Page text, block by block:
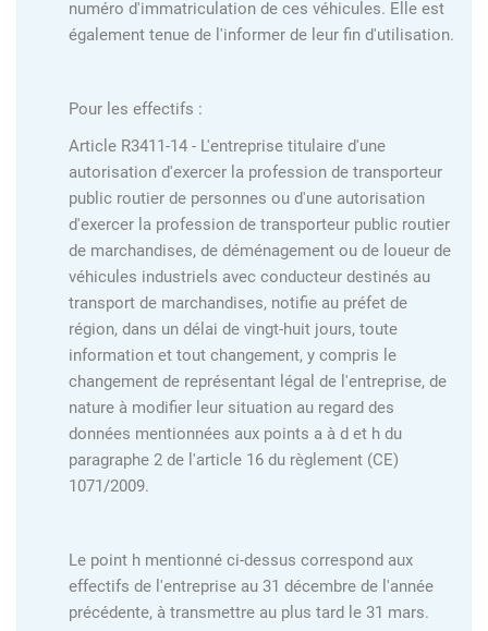
numéro d'immatriculation de ces véhicules. Elle est
également tenue de l'informer de leur fin d'utilisation.
Pour les effectifs :
Article R3411-14 - L'entreprise titulaire d'une
autorisation d'exercer la profession de transporteur
public routier de personnes ou d'une autorisation
d'exercer la profession de transporteur public routier
de marchandises, de déménagement ou de loueur de
véhicules industriels avec conducteur destinés au
transport de marchandises, notifie au préfet de
région, dans un délai de vingt-huit jours, toute
information et tout changement, y compris le
changement de représentant légal de l'entreprise, de
nature à modifier leur situation au regard des
données mentionnées aux points a à d et h du
paragraphe 2 de l'article 16 du règlement (CE)
1071/2009.
Le point h mentionné ci-dessus correspond aux
effectifs de l'entreprise au 31 décembre de l'année
précédente, à transmettre au plus tard le 31 mars.